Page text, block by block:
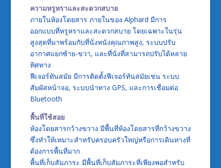
ความหรูหราและสะดวกสบาย
ภายในห้องโดยสาร ภายในของ Alphard มีการ
ออกแบบที่หรูหราและสะดวกสบาย โดยเฉพาะในรุ่น
สูงสุดที่มาพร้อมกับที่นั่งหนังคุณภาพสูง, ระบบปรับ
อากาศแยกซ้าย-ขวา, และที่นั่งที่สามารถปรับได้หลาย
ทิศทาง
ฟีเจอร์ทันสมัย มีการติดตั้งฟีเจอร์ทันสมัยเช่น ระบบ
สัมผัสหน้าจอ, ระบบนำทาง GPS, และการเชื่อมต่อ
Bluetooth
พื้นที่ใช้สอย
ห้องโดยสารกว้างขวาง มีพื้นที่ห้องโดยสารที่กว้างขวาง
ซึ่งทำให้เหมาะสำหรับครอบครัวใหญ่หรือการเดินทางที่
ต้องการพื้นที่มาก
พื้นที่เก็บสัมภาระ มีพื้นที่เก็บสัมภาระที่เพียงพอสำหรับ